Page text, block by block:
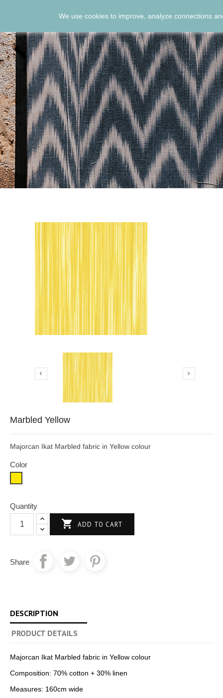
We use cookies to improve, analyze connections
 
Marbled Yellow
Majorcan Ikat Marbled fabric in Yellow colour
Color
Quantity
 ADD TO CART
Share
DESCRIPTION
PRODUCT DETAILS
Majorcan Ikat Marbled fabric in Yellow colour
Composition: 70% cotton + 30% linen
Measures: 160cm wide